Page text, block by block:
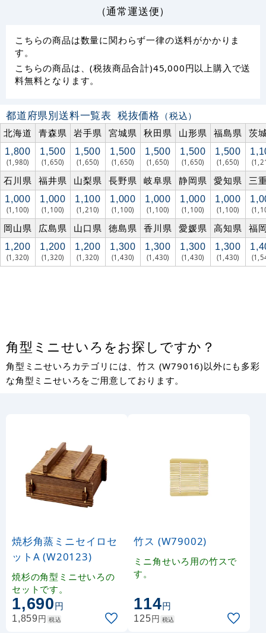
（通常運送便）
こちらの商品は数量に関わらず一律の送料がかかりま
す。
こちらの商品は、(税抜商品合計)45,000円以上購入で送
料無料となります。
都道府県別送料一覧表 税抜価格 （税込）
北海道
青森県 岩手県 宮城県 秋田県 山形県 福島県 茨
1,800
(1,980)
1,500
(1,650)
1,500
(1,650)
1,500
(1,650)
1,500
(1,650)
1,500
(1,650)
1,500
(1,650)
石川県 福井県 山梨県 長野県 岐阜県 静岡県 愛知県 三
1,000
(1,100)
1,000
(1,100)
1,100
(1,210)
1,000
(1,100)
1,000
(1,100)
1,000
(1,100)
1,000
(1,100)
岡山県 広島県 山口県 徳島県 香川県 愛媛県 高知県 福
1,200
(1,320)
1,200
(1,320)
1,200
(1,320)
1,300
(1,430)
1,300
(1,430)
1,300
(1,430)
1,300
(1,430)
角型ミニせいろをお探しですか？
角型ミニせいろカテゴリには、竹ス (W79016)以外にも多彩
な角型ミニせいろをご用意しております。
焼杉角蒸ミニセイロセ
ットA (W20123)
焼杉の角型ミニせいろの
セットです。
1,690円
1,859円 税込
竹ス (W79002)
ミニ角せいろ用の竹スで
す。
114円
125円 税込